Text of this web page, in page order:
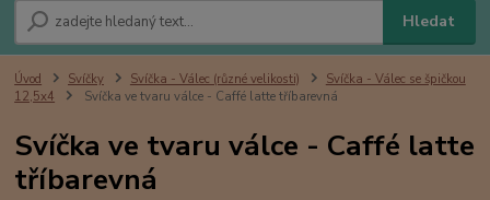
Hledat
Úvod Svíčky Svíčka - Válec (různé velikosti)
Svíčka - Válec se špičkou
12,5x4
Svíčka ve tvaru válce - Caffé latte tříbarevná
Svíčka ve tvaru válce - Caffé latte
tříbarevná